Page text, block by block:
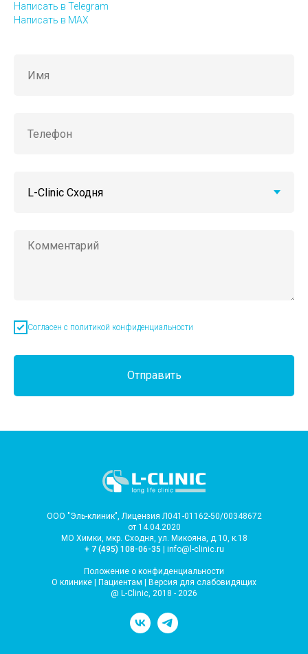
Написать в Telegram
Написать в MAX
Согласен с политикой конфиденциальности
Отправить
ООО "Эль-клиник", Лицензия Л041-01162-50/00348672
от 14.04.2020
МО Химки, мкр. Сходня, ул. Микояна, д.10, к.18
+ 7 (495) 108-06-35 | info@l-clinic.ru
Положение о конфиденциальности
О клинике | Пациентам | Версия для слабовидящих
@ L-Clinic, 2018 - 2026